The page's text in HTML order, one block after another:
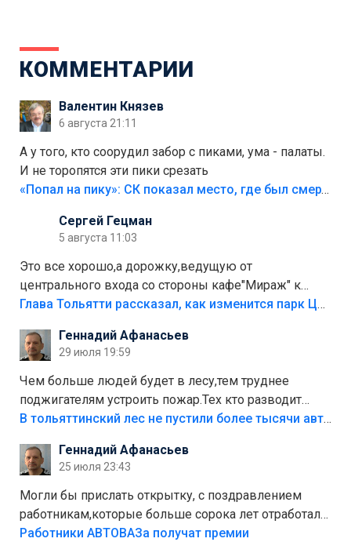
КОММЕНТАРИИ
Валентин Князев
6 августа 21:11
А у того, кто соорудил забор с пиками, ума - палаты.
И не торопятся эти пики срезать
«Попал на пику»: СК показал место, где был смертельно травмирован ребенок в Тольятти
Сергей Гецман
5 августа 11:03
Это все хорошо,а дорожку,ведущую от
центрального входа со стороны кафе"Мираж" к
аттракционам слабо доделать?А то бордюры
лежала в парке и испортилась.Да еще,видимо,часть
украли.
Глава Тольятти рассказал, как изменится парк Центрального района
Геннадий Афанасьев
29 июля 19:59
Чем больше людей будет в лесу,тем труднее
поджигателям устроить пожар.Тех кто разводит
костры,тех надо безбожно штрафовать.Камер полно
Штрафы мизерные.
В тольяттинский лес не пустили более тысячи автомобилей
Геннадий Афанасьев
25 июля 23:43
Могли бы прислать открытку, с поздравлением
работникам,которые больше сорока лет отработали
на предприятии.
Работники АВТОВАЗа получат премии